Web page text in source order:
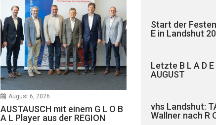
August 6, 2026
AUSTAUSCH mit einem G L O B
A L Player aus der REGION
Start der Festen
E in Landshut
Letzte B L A D E
AUGUST
vhs Landshut:
Wallner nach R